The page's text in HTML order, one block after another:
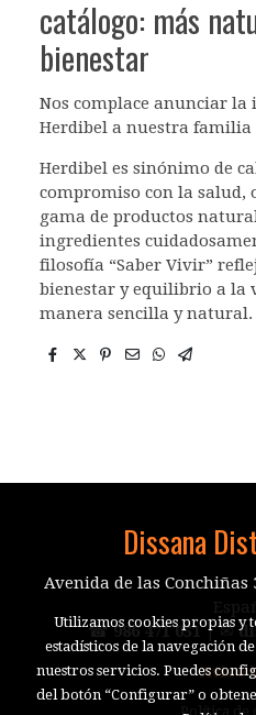
catálogo: más
bienestar
Nos complace anunciar la
Herdibel a nuestra
Herdibel es sinónimo de
compromiso con la salud,
gama de productos
ingredientes
filosofía “Saber Vivir”
bienestar y equilibrio a la
manera sencilla y natural.
Dissana
Avenida de las Conchiñas
☎986 471 051| ✉
Aviso
Política de
Utilizamos cookies propias y
estadísticos de la navegación
nuestros servicios. Puedes
del botón “Configurar” o